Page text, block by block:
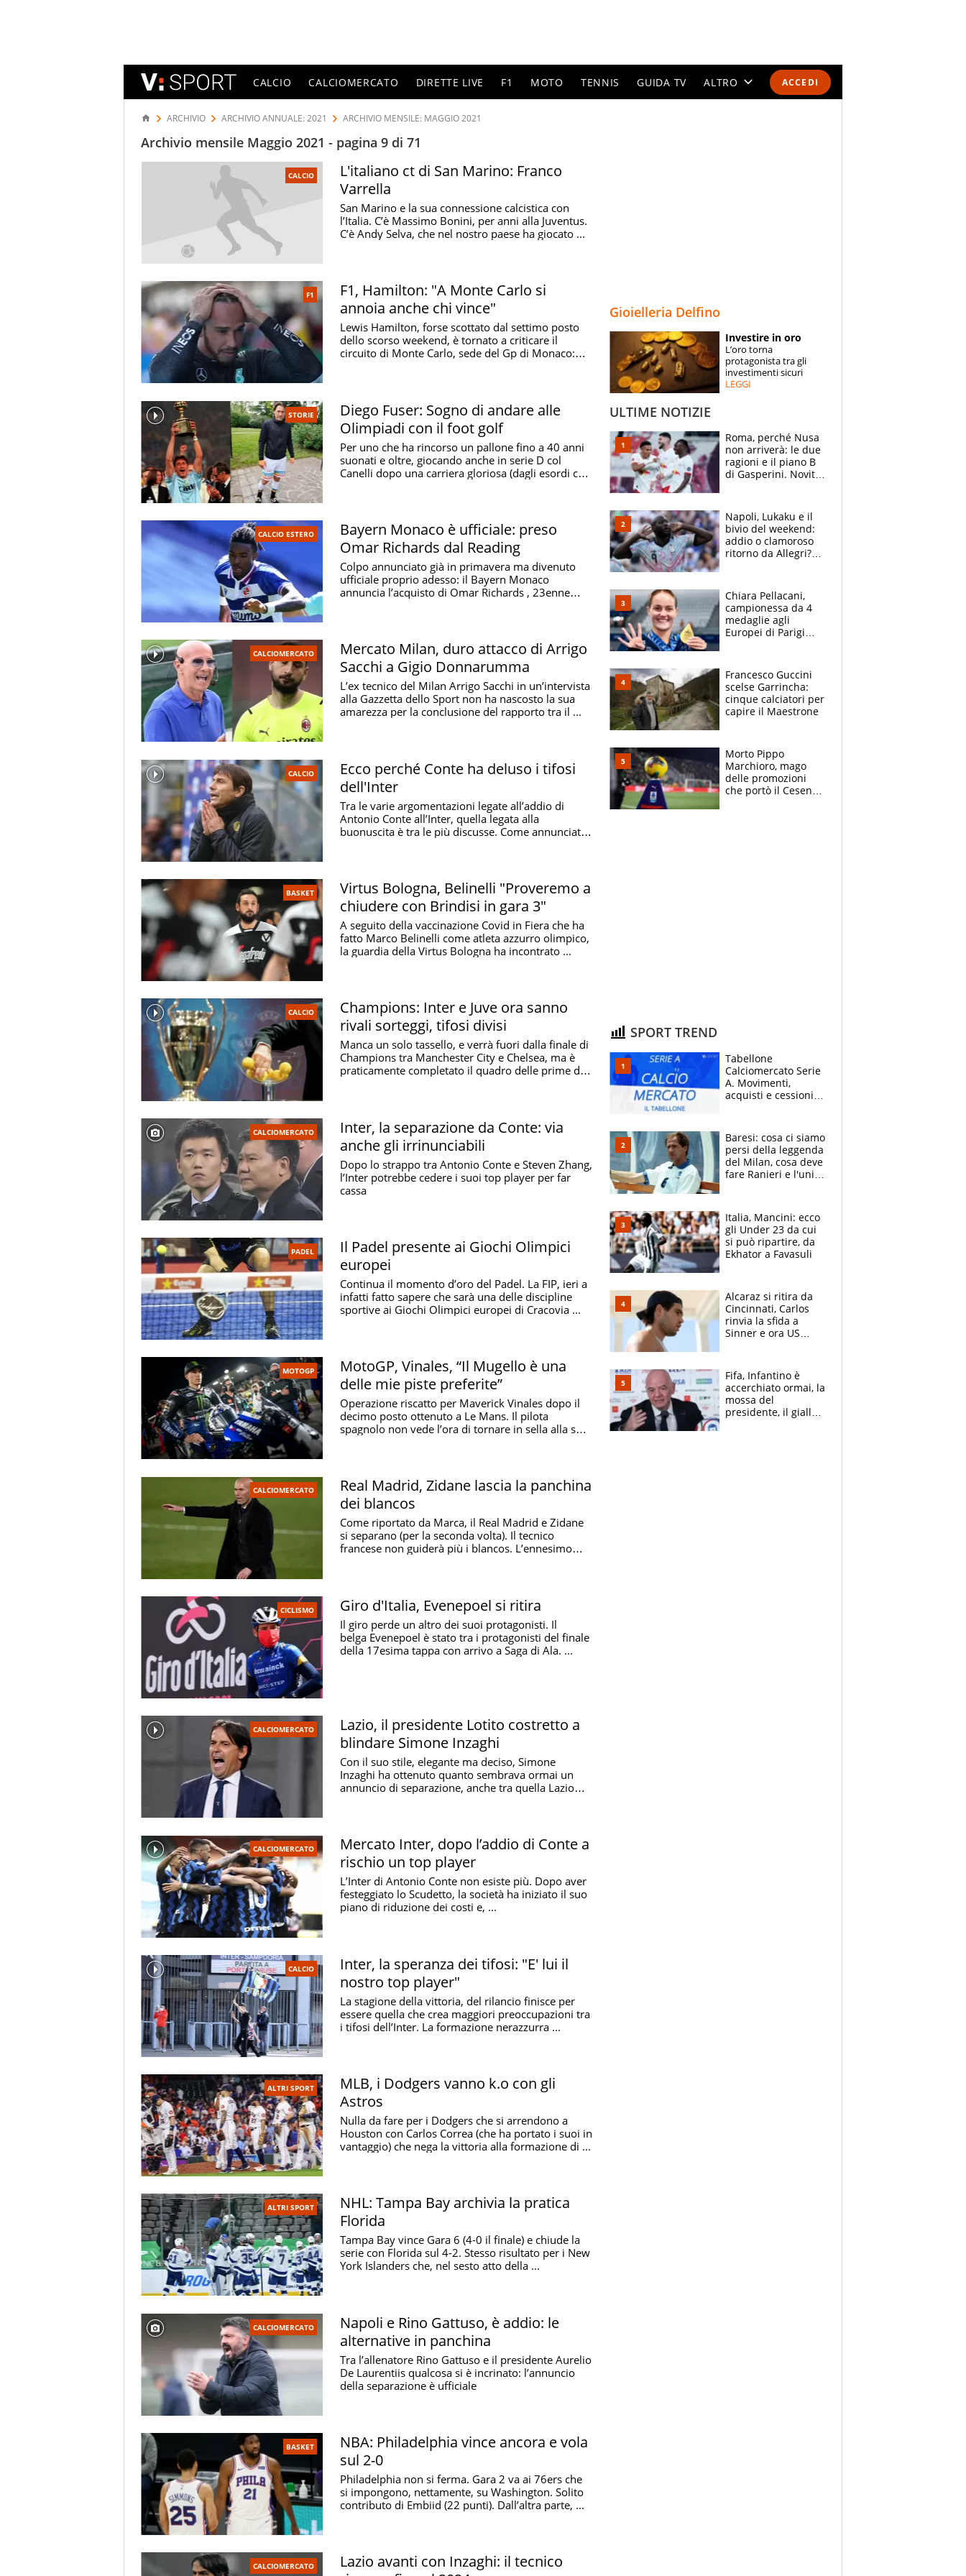
ACCEDI
CALCIO CALCIOMERCATO DIRETTE LIVE F1 MOTO TENNIS GUIDA TV ALTRO
SPECIALI
ESPERTI
ARCHIVIO ARCHIVIO ANNUALE: 2021 ARCHIVIO MENSILE: MAGGIO 2021
Archivio mensile Maggio 2021 - pagina 9 di 71
CALCIO
L'italiano ct di San Marino: Franco
Varrella
San Marino e la sua connessione calcistica con
l’Italia. C’è Massimo Bonini, per anni alla Juventus.
C’è Andy Selva, che nel nostro paese ha giocato ...
F1
F1, Hamilton: "A Monte Carlo si
annoia anche chi vince"
Lewis Hamilton, forse scottato dal settimo posto
dello scorso weekend, è tornato a criticare il
circuito di Monte Carlo, sede del Gp di Monaco:
STORIE
Diego Fuser: Sogno di andare alle
Olimpiadi con il foot golf
Per uno che ha rincorso un pallone fino a 40 anni
suonati e oltre, giocando anche in serie D col
Canelli dopo una carriera gloriosa (dagli esordi col
CALCIO ESTERO
Bayern Monaco è ufficiale: preso
Omar Richards dal Reading
Colpo annunciato già in primavera ma divenuto
ufficiale proprio adesso: il Bayern Monaco
annuncia l’acquisto di Omar Richards , 23enne
CALCIOMERCATO
Mercato Milan, duro attacco di Arrigo
Sacchi a Gigio Donnarumma
L’ex tecnico del Milan Arrigo Sacchi in un’intervista
alla Gazzetta dello Sport non ha nascosto la sua
amarezza per la conclusione del rapporto tra il ...
CALCIO
Ecco perché Conte ha deluso i tifosi
dell'Inter
Tra le varie argomentazioni legate all’addio di
Antonio Conte all’Inter, quella legata alla
buonuscita è tra le più discusse. Come annunciato
BASKET
Virtus Bologna, Belinelli "Proveremo a
chiudere con Brindisi in gara 3"
A seguito della vaccinazione Covid in Fiera che ha
fatto Marco Belinelli come atleta azzurro olimpico,
la guardia della Virtus Bologna ha incontrato ...
CALCIO
Champions: Inter e Juve ora sanno
rivali sorteggi, tifosi divisi
Manca un solo tassello, e verrà fuori dalla finale di
Champions tra Manchester City e Chelsea, ma è
praticamente completato il quadro delle prime due
CALCIOMERCATO
Inter, la separazione da Conte: via
anche gli irrinunciabili
Dopo lo strappo tra Antonio Conte e Steven Zhang,
l’Inter potrebbe cedere i suoi top player per far
cassa
PADEL
Il Padel presente ai Giochi Olimpici
europei
Continua il momento d’oro del Padel. La FIP, ieri a
infatti fatto sapere che sarà una delle discipline
sportive ai Giochi Olimpici europei di Cracovia ...
MOTOGP
MotoGP, Vinales, “Il Mugello è una
delle mie piste preferite”
Operazione riscatto per Maverick Vinales dopo il
decimo posto ottenuto a Le Mans. Il pilota
spagnolo non vede l’ora di tornare in sella alla sua
CALCIOMERCATO
Real Madrid, Zidane lascia la panchina
dei blancos
Come riportato da Marca, il Real Madrid e Zidane
si separano (per la seconda volta). Il tecnico
francese non guiderà più i blancos. L’ennesimo
CICLISMO Giro d'Italia, Evenepoel si ritira
Il giro perde un altro dei suoi protagonisti. Il
belga Evenepoel è stato tra i protagonisti del finale
della 17esima tappa con arrivo a Saga di Ala. ...
CALCIOMERCATO
Lazio, il presidente Lotito costretto a
blindare Simone Inzaghi
Con il suo stile, elegante ma deciso, Simone
Inzaghi ha ottenuto quanto sembrava ormai un
annuncio di separazione, anche tra quella Lazio
CALCIOMERCATO
Mercato Inter, dopo l’addio di Conte a
rischio un top player
L’Inter di Antonio Conte non esiste più. Dopo aver
festeggiato lo Scudetto, la società ha iniziato il suo
piano di riduzione dei costi e, ...
CALCIO
Inter, la speranza dei tifosi: "E' lui il
nostro top player"
La stagione della vittoria, del rilancio finisce per
essere quella che crea maggiori preoccupazioni tra
i tifosi dell’Inter. La formazione nerazzurra ...
ALTRI SPORT
MLB, i Dodgers vanno k.o con gli
Astros
Nulla da fare per i Dodgers che si arrendono a
Houston con Carlos Correa (che ha portato i suoi in
vantaggio) che nega la vittoria alla formazione di ...
ALTRI SPORT
NHL: Tampa Bay archivia la pratica
Florida
Tampa Bay vince Gara 6 (4-0 il finale) e chiude la
serie con Florida sul 4-2. Stesso risultato per i New
York Islanders che, nel sesto atto della ...
CALCIOMERCATO
Napoli e Rino Gattuso, è addio: le
alternative in panchina
Tra l’allenatore Rino Gattuso e il presidente Aurelio
De Laurentiis qualcosa si è incrinato: l’annuncio
della separazione è ufficiale
BASKET
NBA: Philadelphia vince ancora e vola
sul 2-0
Philadelphia non si ferma. Gara 2 va ai 76ers che
si impongono, nettamente, su Washington. Solito
contributo di Embiid (22 punti). Dall’altra parte, ...
CALCIOMERCATO
Lazio avanti con Inzaghi: il tecnico
Gioielleria Delfino
Investire in oro
L’oro torna
protagonista tra gli
investimenti sicuri
LEGGI
ULTIME NOTIZIE
Roma, perché Nusa
non arriverà: le due
ragioni e il piano B
di Gasperini. Novità
Napoli, Lukaku e il
bivio del weekend:
addio o clamoroso
ritorno da Allegri?
Chiara Pellacani,
campionessa da 4
medaglie agli
Europei di Parigi
giornalista, mamma
Francesca
Insegnante e il
fratello calciatore
Francesco Guccini
scelse Garrincha:
cinque calciatori per
capire il Maestrone
Morto Pippo
Marchioro, mago
delle promozioni
che portò il Cesena
SPORT TREND
Tabellone
Calciomercato Serie
A. Movimenti,
acquisti e cessioni:
Baresi: cosa ci siamo
persi della leggenda
del Milan, cosa deve
fare Ranieri e l'unico
Italia, Mancini: ecco
gli Under 23 da cui
si può ripartire, da
Ekhator a Favasuli
Alcaraz si ritira da
Cincinnati, Carlos
rinvia la sfida a
Sinner e ora US
Fifa, Infantino è
accerchiato ormai, la
mossa del
presidente, il giallo